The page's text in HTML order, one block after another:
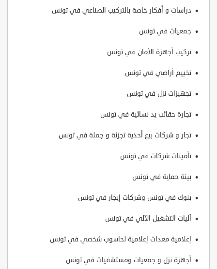
دراسات و أفكار خاصة بالتركيب الصناعي في تونس
جمعيات في تونس
تركيب أجهزة الأمان في تونس
تخييم أراضي في تونس
تجهيزات نزل في تونس
تجارة حقائب يد نسائية في تونس
تجار و شركات بيع أحذية تجزئة و جملة في تونس
تأمينات شركات في تونس
بيئة حماية في تونس
بنوك في تونس وشركات إيجار في تونس
آليات التشغيل الآلي في تونس
إعلامية معدات إعلامية لحاسوب شخصي في تونس
أجهزة نزل و جمعيات ومستشفيات في تونس